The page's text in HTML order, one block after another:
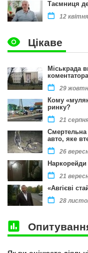
Таємниця
12
Цікаве
Міськрада
коментатора
29
Кому
ринку?
21
Смертельна
авто, яке
26
Наркорейди
21
«Авгієві
28